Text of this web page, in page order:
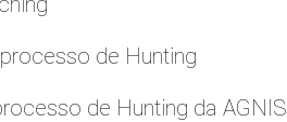
de Hunting
de Hunting da AGNIS